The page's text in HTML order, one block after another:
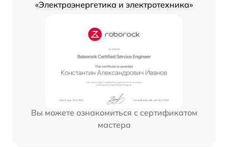
«Электроэнергетика и электротехника»
Вы можете ознакомиться с сертификатом
мастера